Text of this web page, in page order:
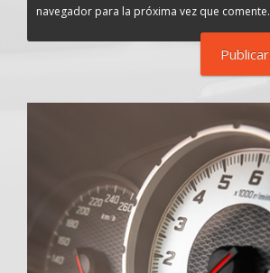
navegador para la próxima vez que comente.